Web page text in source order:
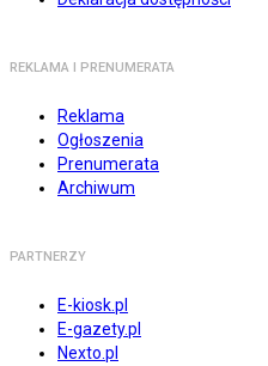
REKLAMA I PRENUMERATA
Reklama
Ogłoszenia
Prenumerata
Archiwum
PARTNERZY
E-kiosk.pl
E-gazety.pl
Nexto.pl